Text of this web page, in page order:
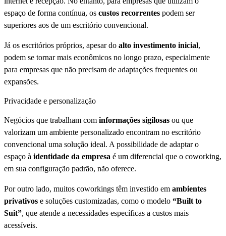
espaço de forma contínua, os custos recorrentes podem ser
superiores aos de um escritório convencional.
Já os escritórios próprios, apesar do alto investimento inicial,
podem se tornar mais econômicos no longo prazo, especialmente
para empresas que não precisam de adaptações frequentes ou
expansões.
Privacidade e personalização
Negócios que trabalham com informações sigilosas ou que
valorizam um ambiente personalizado encontram no escritório
convencional uma solução ideal. A possibilidade de adaptar o
espaço à identidade da empresa é um diferencial que o coworking,
em sua configuração padrão, não oferece.
Por outro lado, muitos coworkings têm investido em ambientes
privativos e soluções customizadas, como o modelo “Built to
Suit”, que atende a necessidades específicas a custos mais
acessíveis.